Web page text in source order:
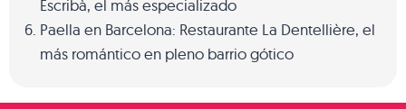
Escribà, el más especializado
Paella en Barcelona: Restaurante La Dentellière, el
más romántico en pleno barrio gótico